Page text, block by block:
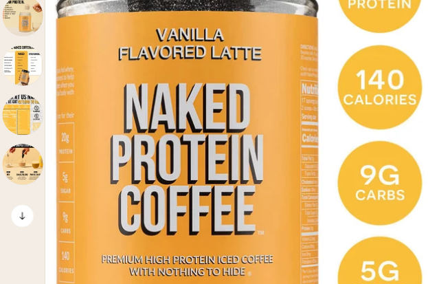
Shop All Protein